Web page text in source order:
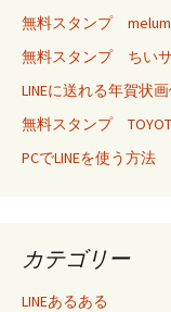
無料スタンプ
無料スタンプ ちいサ
LINEに送れる年賀状
無料スタンプ
PCでLINEを使う方
カテゴリー
LINEあるある